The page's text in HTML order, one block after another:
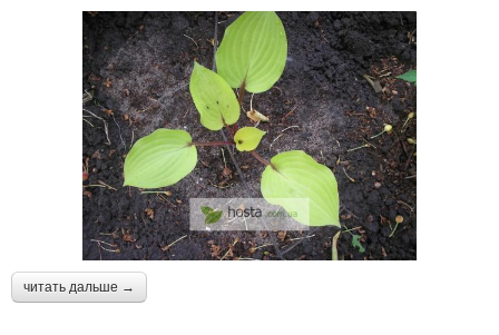
читать дальше →